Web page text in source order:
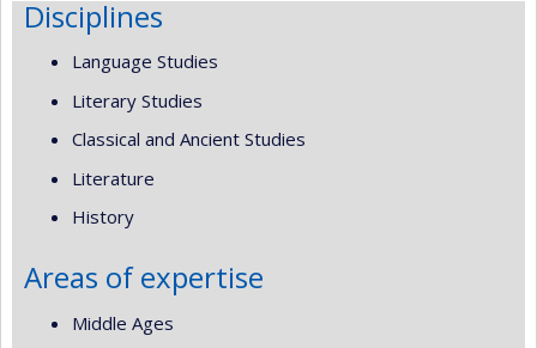
Disciplines
Language Studies
Literary Studies
Classical and Ancient Studies
Literature
History
Areas of expertise
Middle Ages